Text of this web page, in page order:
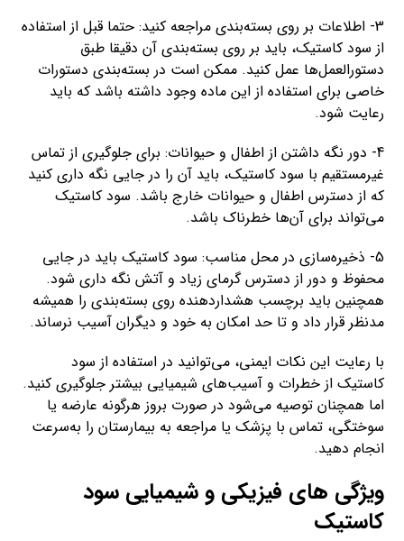
3- اطلاعات بر روی بسته‌بندی مراجعه کنید: حتما قبل از استفاده
از سود کاستیک، باید بر روی بسته‌بندی آن دقیقا طبق
دستورالعمل‌ها عمل کنید. ممکن است در بسته‌بندی دستورات
خاصی برای استفاده از این ماده وجود داشته باشد که باید
رعایت شود.
4- دور نگه داشتن از اطفال و حیوانات: برای جلوگیری از تماس
غیرمستقیم با سود کاستیک، باید آن را در جایی نگه داری کنید
که از دسترس اطفال و حیوانات خارج باشد. سود کاستیک
می‌تواند برای آن‌ها خطرناک باشد.
5- ذخیره‌سازی در محل مناسب: سود کاستیک باید در جایی
محفوظ و دور از دسترس گرمای زیاد و آتش نگه داری شود.
همچنین باید برچسب هشداردهنده روی بسته‌بندی را همیشه
مدنظر قرار داد و تا حد امکان به خود و دیگران آسیب نرساند.
با رعایت این نکات ایمنی، می‌توانید در استفاده از سود
کاستیک از خطرات و آسیب‌های شیمیایی بیشتر جلوگیری کنید.
اما همچنان توصیه می‌شود در صورت بروز هرگونه عارضه یا
سوختگی، تماس با پزشک یا مراجعه به بیمارستان را به‌سرعت
انجام دهید.
ویژگی های فیزیکی و شیمیایی سود
کاستیک